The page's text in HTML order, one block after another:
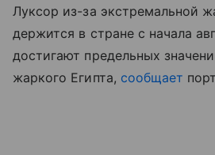
Луксор из-за экстремальной
держится в стране с начала
достигают предельных
жаркого Египта, сообщает